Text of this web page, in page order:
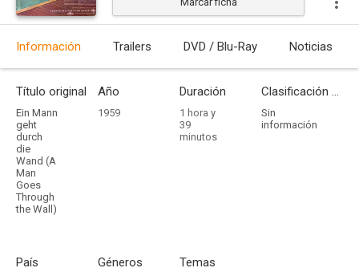
Información Trailers DVD / Blu-Ray Noticias
Título original
Ein Mann
geht
durch
die
Wand (A
Man
Goes
Through
the Wall)
Año
1959
Duración
1 hora y
39
minutos
Clasificación por edades
Sin
información
País Géneros Temas